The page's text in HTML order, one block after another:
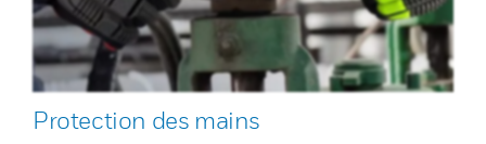
Protection des mains